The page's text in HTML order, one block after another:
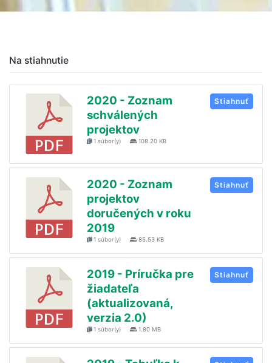
Na stiahnutie
2020 - Zoznam
schválených
projektov
1 súbor(y) 108.20 KB
Stiahnuť
2020 - Zoznam
projektov
doručených v roku
2019
1 súbor(y) 85.53 KB
Stiahnuť
2019 - Príručka pre
žiadateľa
(aktualizovaná,
verzia 2.0)
1 súbor(y) 1.80 MB
Stiahnuť